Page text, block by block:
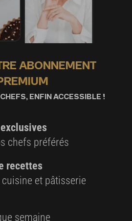
ABONNEMENT
ENFIN ACCESSIBLE !
chefs préférés
recettes
et pâtisserie
semaine